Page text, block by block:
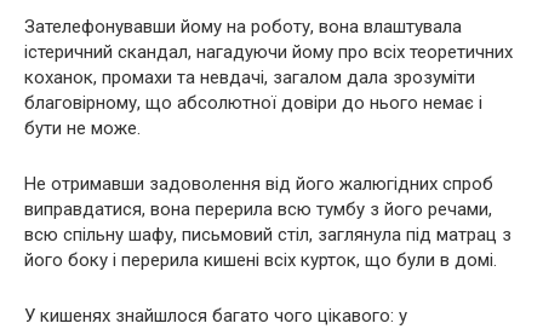
Зателефонувавши йому на роботу, вона влаштувала
істеричний скандал, нагадуючи йому про всіх теоретичних
коханок, промахи та невдачі, загалом дала зрозуміти
благовірному, що абсолютної довіри до нього немає і
бути не може.
Не отримавши задоволення від його жалюгідних спроб
виправдатися, вона перерила всю тумбу з його речами,
всю спільну шафу, письмовий стіл, заглянула під матрац з
його боку і перерила кишені всіх курток, що були в домі.
У кишенях знайшлося багато чого цікавого: у